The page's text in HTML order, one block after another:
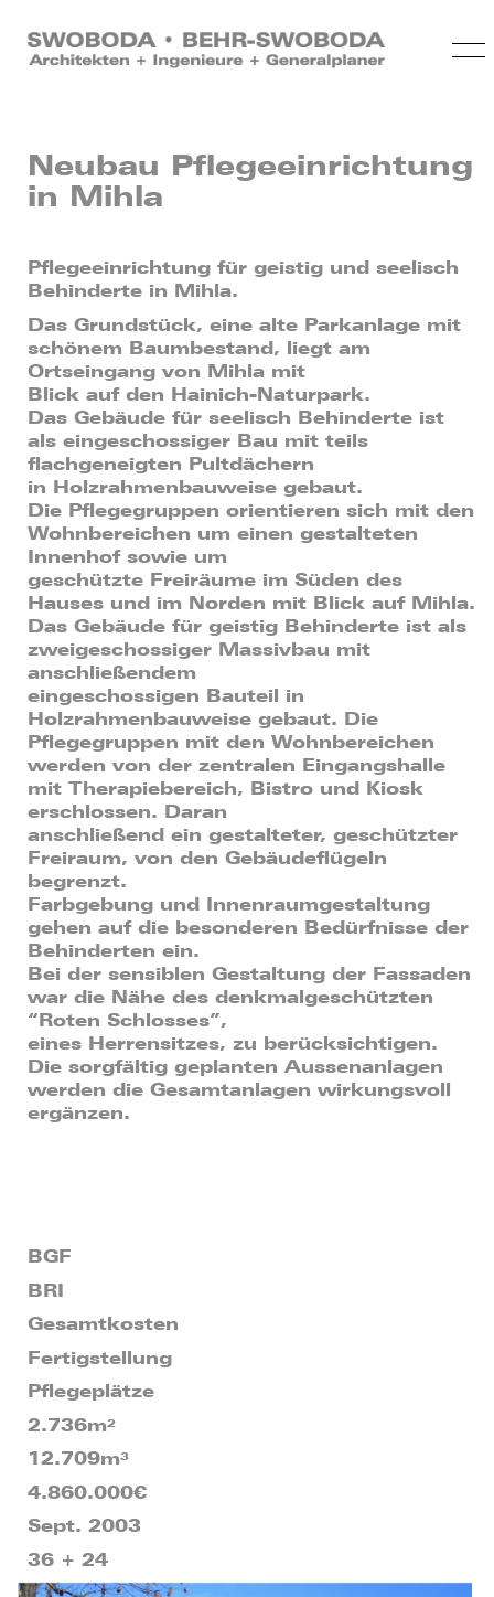
Neubau Pflegeeinrichtung
in Mihla
Pflegeeinrichtung für geistig und seelisch
Behinderte in Mihla.
Das Grundstück, eine alte Parkanlage mit
schönem Baumbestand, liegt am
Ortseingang von Mihla mit
Blick auf den Hainich-Naturpark.
Das Gebäude für seelisch Behinderte ist
als eingeschossiger Bau mit teils
flachgeneigten Pultdächern
in Holzrahmenbauweise gebaut.
Die Pflegegruppen orientieren sich mit den
Wohnbereichen um einen gestalteten
Innenhof sowie um
geschützte Freiräume im Süden des
Hauses und im Norden mit Blick auf Mihla.
Das Gebäude für geistig Behinderte ist als
zweigeschossiger Massivbau mit
anschließendem
eingeschossigen Bauteil in
Holzrahmenbauweise gebaut. Die
Pflegegruppen mit den Wohnbereichen
werden von der zentralen Eingangshalle
mit Therapiebereich, Bistro und Kiosk
erschlossen. Daran
anschließend ein gestalteter, geschützter
Freiraum, von den Gebäudeflügeln
begrenzt.
Farbgebung und Innenraumgestaltung
gehen auf die besonderen Bedürfnisse der
Behinderten ein.
Bei der sensiblen Gestaltung der Fassaden
war die Nähe des denkmalgeschützten
“Roten Schlosses”,
eines Herrensitzes, zu berücksichtigen.
Die sorgfältig geplanten Aussenanlagen
werden die Gesamtanlagen wirkungsvoll
ergänzen.
BGF
BRI
Gesamtkosten
Fertigstellung
Pflegeplätze
2.736m²
12.709m³
4.860.000€
Sept. 2003
36 + 24